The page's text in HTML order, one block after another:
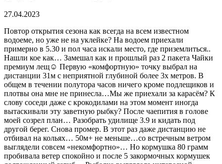
27.04.2023
Повтор открытия сезона как всегда на всем известном
водоеме, но уже не на уклейке? На водоем приехали
примерно в 5.30 и пол часа искали место, где приземлиться..
Нашли кое как… Замешал как и прошлый раз 2 пакета Чайки
премиум лещ☺ Первую «комфортную» точку выбрал на
дистанции 31м с неприятной глубиной более 3х метров. В
общем в течении полутора часов ничего кроме подлещиков и
плотвы она мне не принесла…Мы же приехали за карасём? К
слову соседи даже с крокодилами на этом момент иногда
вытаскивали эту заветную рыбку? После чаепития в голове
моей созрел план… Разобрать удилище 3.9 и кидать под
другой берег. Снова промер. В этот раз даже дистанцию не
отбивал на кольях… 50м+ не меньше…со встречным ветром
выглядели совсем «некомфортно»… Но кормушка 80 грамм
пробивала ветер спокойно и после 5 закормочных кормушек